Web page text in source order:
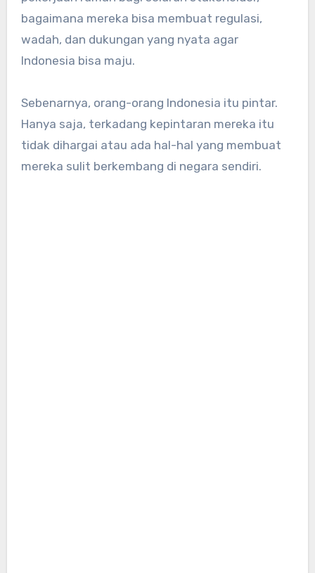
bagaimana mereka bisa membuat regulasi,
wadah, dan dukungan yang nyata agar
Indonesia bisa maju.
Sebenarnya, orang-orang Indonesia itu pintar.
Hanya saja, terkadang kepintaran mereka itu
tidak dihargai atau ada hal-hal yang membuat
mereka sulit berkembang di negara sendiri.